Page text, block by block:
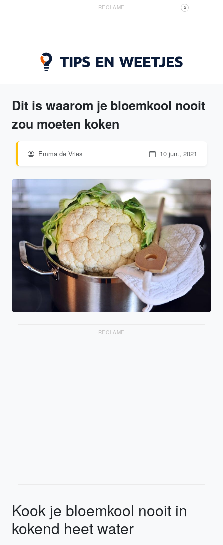
RECLAME X
Dit is waarom je bloemkool nooit
zou moeten koken
Emma de Vries 10 jun., 2021
RECLAME
Kook je bloemkool nooit in
kokend heet water